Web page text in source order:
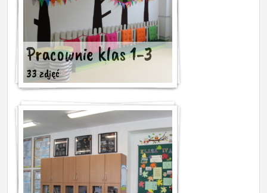
Pracownie klas 1-3
33 zdjęć